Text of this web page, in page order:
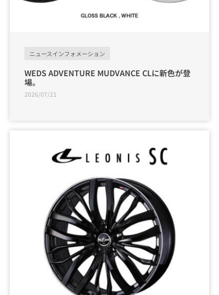
ニュースインフォメーション
WEDS ADVENTURE MUDVANCE CLに新色が登
場。
2026/07/21